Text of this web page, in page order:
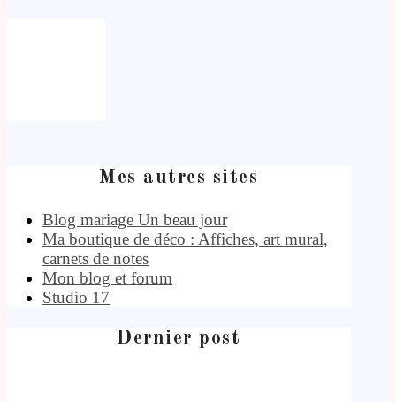
Mes autres sites
Blog mariage Un beau jour
Ma boutique de déco : Affiches, art mural,
carnets de notes
Mon blog et forum
Studio 17
Dernier post